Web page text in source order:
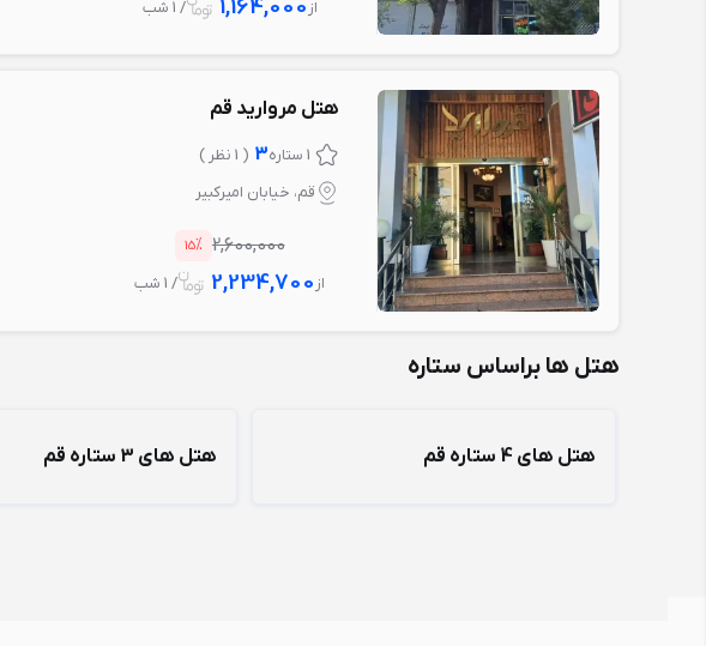
از 1,164,000 / 1 شب
هتل مروارید قم
1 ستاره 3 ( 1 نظر )
قم، خیابان امیرکبیر
2,600,000
%
15
از 2,234,700 / 1 شب
هتل ها براساس ستاره
هتل های 4 ستاره قم هتل های 3 ستاره قم